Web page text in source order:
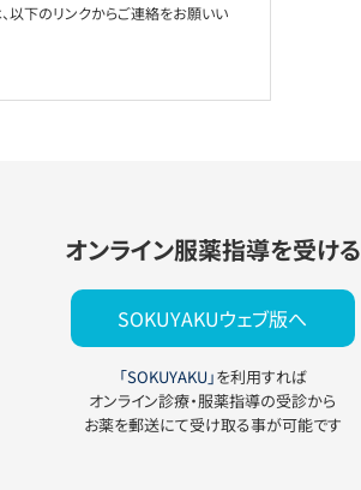
以下のリンクからご連絡をお願いい
オンライン服薬指導を受ける
SOKUYAKUウェブ版へ
「SOKUYAKU」を利用すれば
オンライン診療・服薬指導の受診から
お薬を郵送にて受け取る事が可能です